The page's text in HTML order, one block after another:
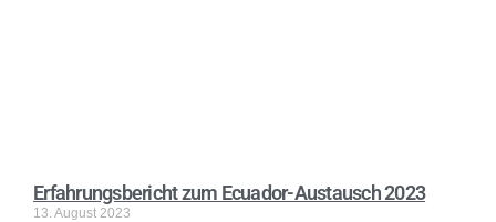
Erfahrungsbericht zum Ecuador-Austausch 2023
13. August 2023